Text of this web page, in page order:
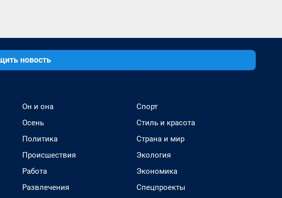
новость
Он и она
Осень
Политика
Происшествия
Работа
Развлечения
Спорт
Стиль и красота
Страна и мир
Экология
Экономика
Спецпроекты